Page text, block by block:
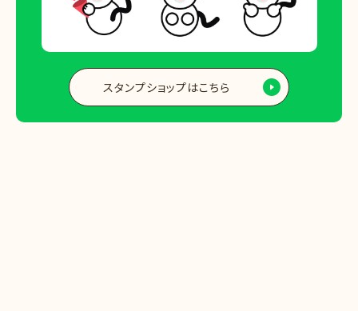
スタンプショップはこちら